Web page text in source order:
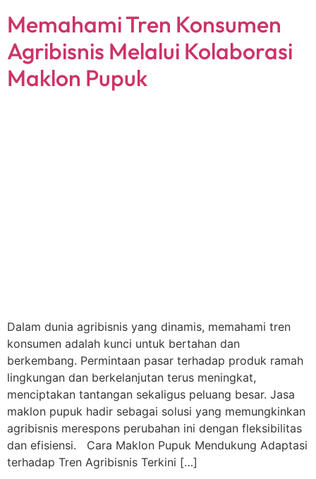
Memahami Tren Konsumen
Agribisnis Melalui Kolaborasi
Maklon Pupuk
Dalam dunia agribisnis yang dinamis, memahami tren
konsumen adalah kunci untuk bertahan dan
berkembang. Permintaan pasar terhadap produk ramah
lingkungan dan berkelanjutan terus meningkat,
menciptakan tantangan sekaligus peluang besar. Jasa
maklon pupuk hadir sebagai solusi yang memungkinkan
agribisnis merespons perubahan ini dengan fleksibilitas
dan efisiensi. Cara Maklon Pupuk Mendukung Adaptasi
terhadap Tren Agribisnis Terkini […]